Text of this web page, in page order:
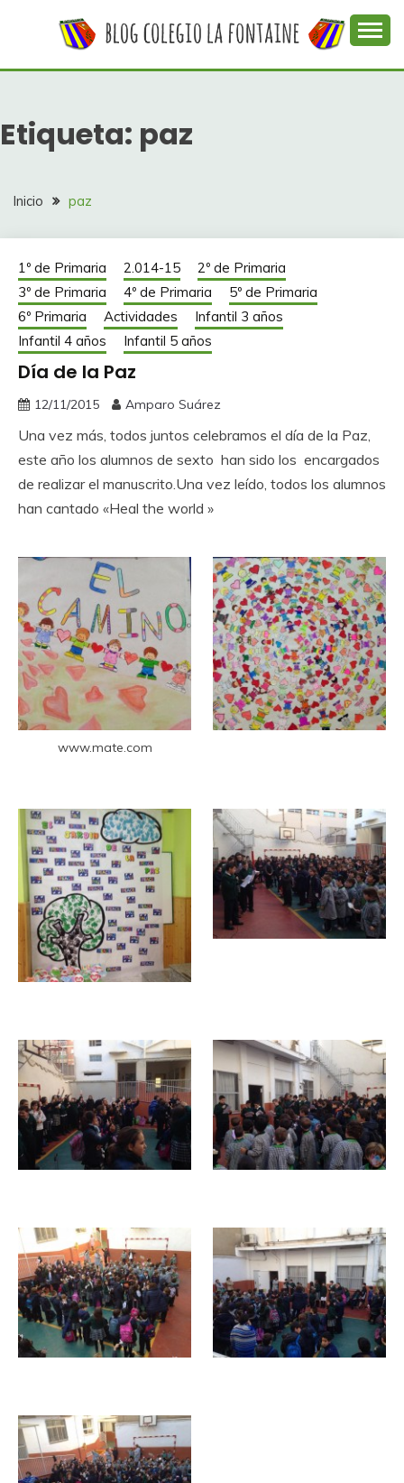
COLEGIO LA
FONTAINE
colegio La Fontaine
Etiqueta: paz
Inicio paz
1º de Primaria 2.014-15
2º de Primaria
3º de Primaria
4º de Primaria
5º de Primaria
6º Primaria
Actividades
Infantil 3 años
Infantil 4 años
Infantil 5 años
Día de la Paz
12/11/2015 Amparo Suárez
Una vez más, todos juntos celebramos el día de la Paz,
este año los alumnos de sexto han sido los encargados
de realizar el manuscrito.Una vez leído, todos los alumnos
han cantado «Heal the world »
www.mate.com